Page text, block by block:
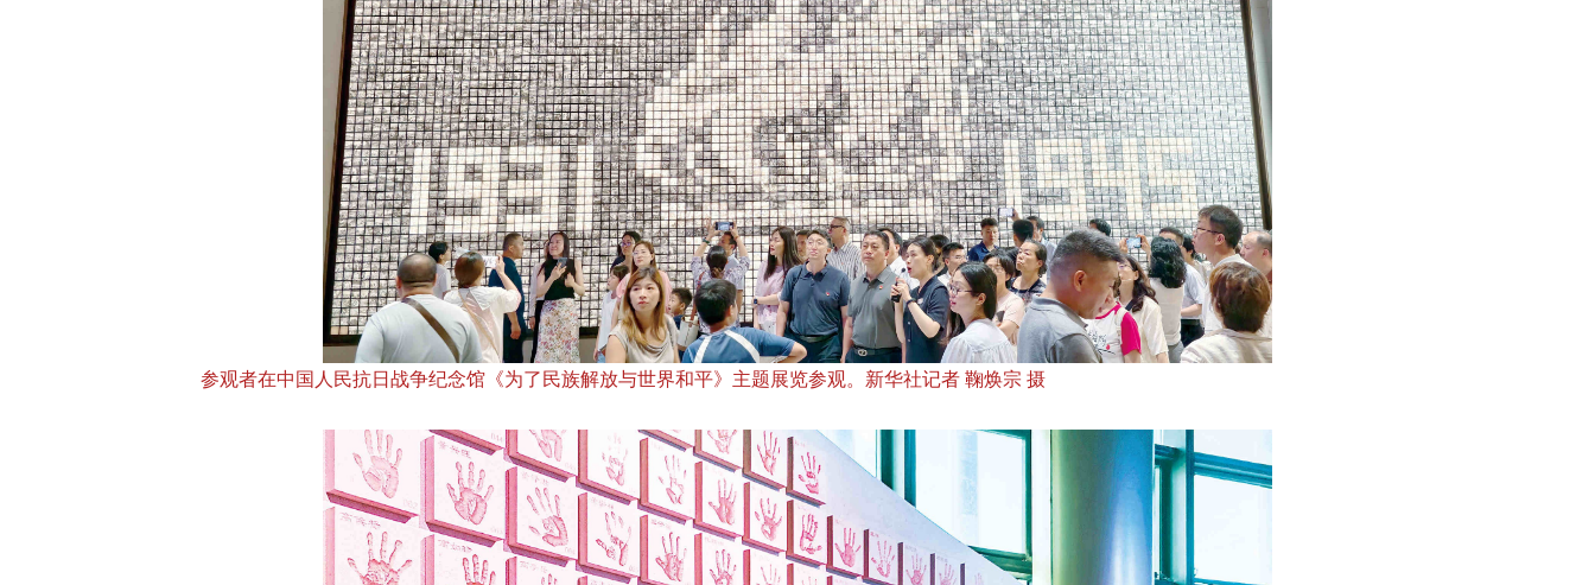
参观者在中国人民抗日战争纪念馆《为了民族解放与世界和平》主题展览参观。新华社记者 鞠焕宗 摄